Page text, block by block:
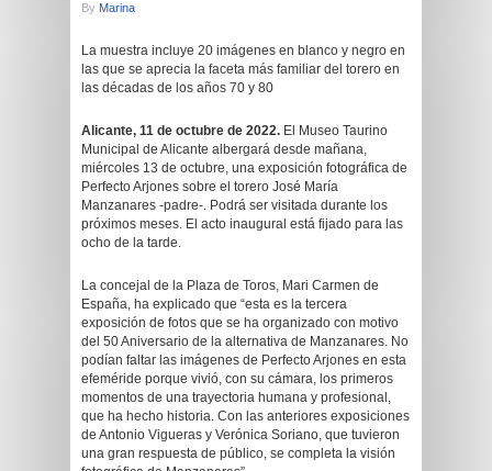
By Marina
La muestra incluye 20 imágenes en blanco y negro en
las que se aprecia la faceta más familiar del torero en
las décadas de los años 70 y 80
Alicante, 11 de octubre de 2022. El Museo Taurino
Municipal de Alicante albergará desde mañana,
miércoles 13 de octubre, una exposición fotográfica de
Perfecto Arjones sobre el torero José María
Manzanares -padre-. Podrá ser visitada durante los
próximos meses. El acto inaugural está fijado para las
ocho de la tarde.
La concejal de la Plaza de Toros, Mari Carmen de
España, ha explicado que “esta es la tercera
exposición de fotos que se ha organizado con motivo
del 50 Aniversario de la alternativa de Manzanares. No
podían faltar las imágenes de Perfecto Arjones en esta
efeméride porque vivió, con su cámara, los primeros
momentos de una trayectoria humana y profesional,
que ha hecho historia. Con las anteriores exposiciones
de Antonio Vigueras y Verónica Soriano, que tuvieron
una gran respuesta de público, se completa la visión